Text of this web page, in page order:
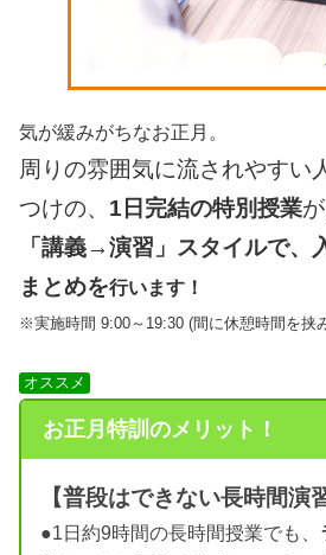
気が緩みがちなお正月。
周りの雰囲気に流されやすい
つけの、 1日完結の特別授業
「講義→演習」スタイルで、
まとめを行います！
※実施時間 9:00～19:30 (間に休憩時間を挟
オススメ
お正月特訓のメリット！
【普段はできない長時間演
●1日約9時間の長時間授業でも、